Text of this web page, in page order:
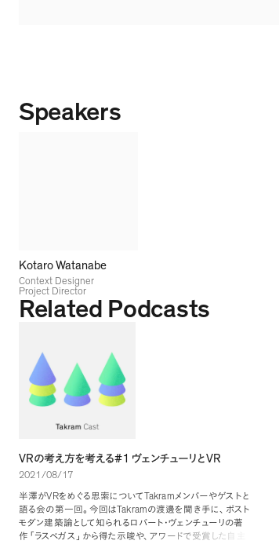
Speakers
Kotaro Watanabe
Context Designer
Project Director
Related Podcasts
VRの考え方を考える#1 ヴェンチューリとVR
2021/08/17
半澤がVRをめぐる思索についてTakramメンバーやゲストと
語る会の第一回 。 今回は Takramの渡邊を聞き手に、 ポスト
モダン建築論として知られるロバート・ヴェンチューリの著
作 「 ラスベガス 」 から得た示唆や、 アワードで受賞した自主